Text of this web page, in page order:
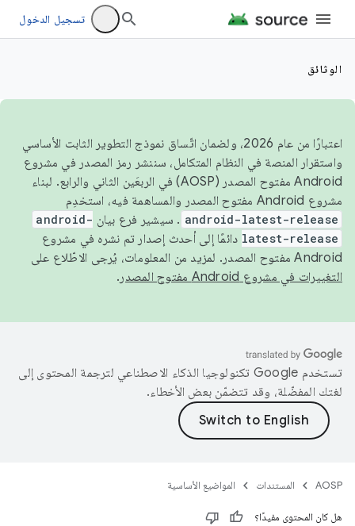
تسجيل الدخول
الوثائق
اعتبارًا من عام 2026، ولضمان اتّساق نموذج التطوير الثابت الأساسي
واستقرار المنصة في النظام المتكامل، سننشر رمز المصدر في مشروع
Android مفتوح المصدر (AOSP) في الربعَين الثاني والرابع. لبناء
مشروع Android مفتوح المصدر والمساهمة فيه، استخدِم
android-latest-release . سيشير فرع بيان android-
latest-release دائمًا إلى أحدث إصدار تم نشره في مشروع
Android مفتوح المصدر. لمزيد من المعلومات، يُرجى الاطّلاع على
التغييرات في مشروع Android مفتوح المصدر
.
تستخدم Google تكنولوجيا الذكاء الاصطناعي لترجمة المحتوى إلى
لغتك المفضّلة، وقد تتضمّن بعض الأخطاء.
AOSP المستندات المواضيع الأساسية
هل كان المحتوى مفيدًا؟